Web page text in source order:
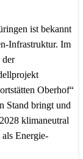
ist bekannt
Infrastruktur. Im
der
Oberhof“
Stand bringt und
klimaneutral
Energie-